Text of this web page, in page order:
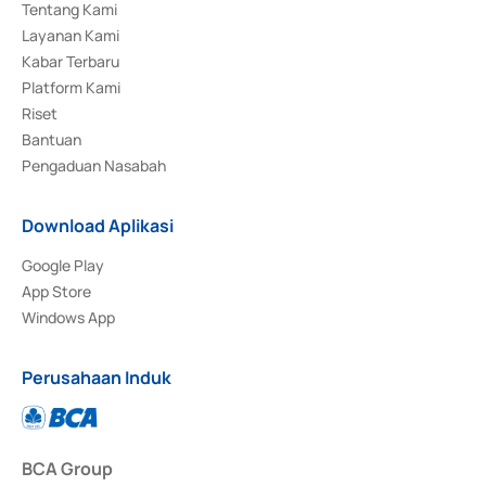
Tentang Kami
Layanan Kami
Kabar Terbaru
Platform Kami
Riset
Bantuan
Pengaduan Nasabah
Download Aplikasi
Google Play
App Store
Windows App
Perusahaan Induk
BCA Group